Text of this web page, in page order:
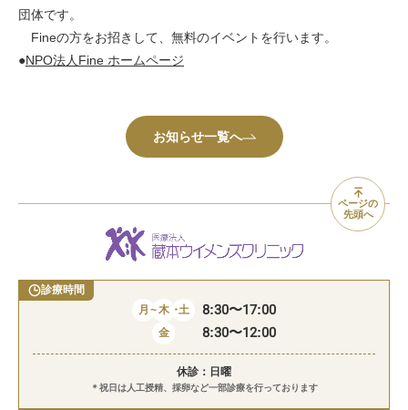
団体です。
Fineの方をお招きして、無料のイベントを行います。
●NPO法人Fine ホームページ
お知らせ一覧へ
ページの
先頭へ
診療時間
月 ~木 ・土 8:30〜17:00
金 8:30〜12:00
休診：日曜
＊祝日は人工授精、採卵など一部診療を行っております